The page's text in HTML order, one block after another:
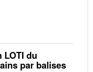
LOTI du
par balises